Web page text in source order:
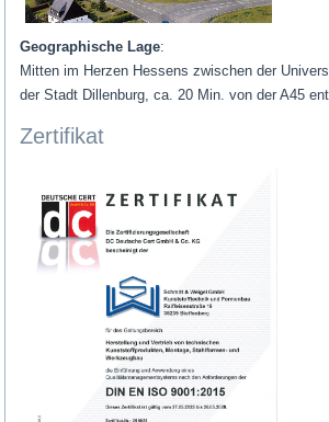
Geographische Lage:
Mitten im Herzen Hessens zwischen der
der Stadt Dillenburg, ca. 20 Min. von der A45
Zertifikat